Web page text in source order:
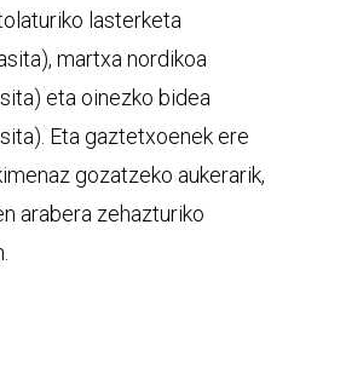
lasterketa
martxa nordikoa
eta oinezko bidea
Eta gaztetxoenek ere
gozatzeko aukerarik,
arabera zehazturiko